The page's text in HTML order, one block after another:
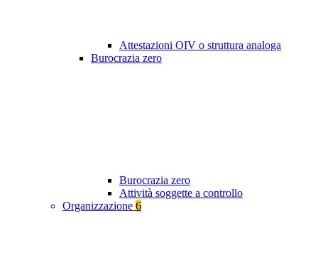
Attestazioni OIV o struttura analoga
Burocrazia zero
Burocrazia zero
Attività soggette a controllo
Organizzazione 6